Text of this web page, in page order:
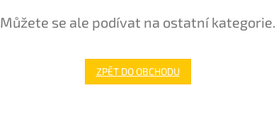
Můžete se ale podívat na ostatní kategorie.
ZPĚT DO OBCHODU